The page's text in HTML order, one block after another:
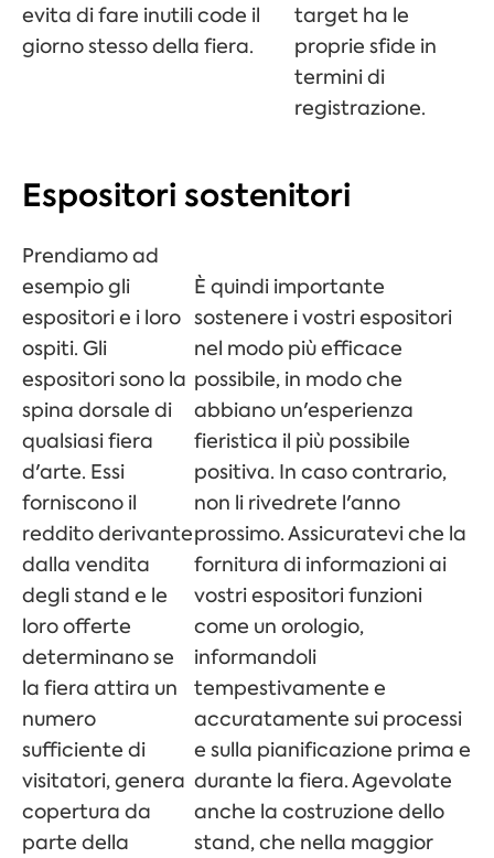
evita di fare inutili code il
giorno stesso della fiera.
target ha le
proprie sfide in
termini di
registrazione.
Espositori sostenitori
Prendiamo ad
esempio gli
espositori e i loro
ospiti. Gli
espositori sono la
spina dorsale di
qualsiasi fiera
d'arte. Essi
forniscono il
reddito derivante
dalla vendita
degli stand e le
loro offerte
determinano se
la fiera attira un
numero
sufficiente di
visitatori, genera
copertura da
parte della
È quindi importante
sostenere i vostri espositori
nel modo più efficace
possibile, in modo che
abbiano un'esperienza
fieristica il più possibile
positiva. In caso contrario,
non li rivedrete l'anno
prossimo. Assicuratevi che la
fornitura di informazioni ai
vostri espositori funzioni
come un orologio,
informandoli
tempestivamente e
accuratamente sui processi
e sulla pianificazione prima e
durante la fiera. Agevolate
anche la costruzione dello
stand, che nella maggior